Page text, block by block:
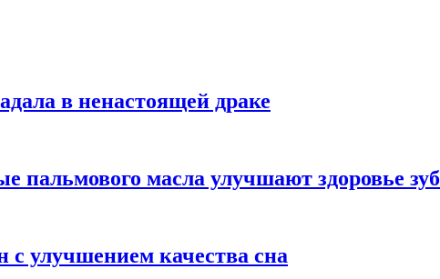
в ненастоящей драке
пальмового масла улучшают здоровье
улучшением качества сна